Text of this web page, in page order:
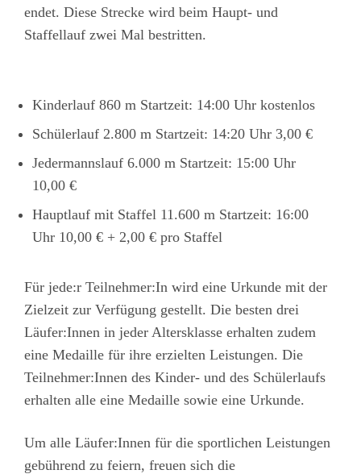
endet. Diese Strecke wird beim Haupt- und
Staffellauf zwei Mal bestritten.
Kinderlauf 860 m Startzeit: 14:00 Uhr kostenlos
Schülerlauf 2.800 m Startzeit: 14:20 Uhr 3,00 €
Jedermannslauf 6.000 m Startzeit: 15:00 Uhr
10,00 €
Hauptlauf mit Staffel 11.600 m Startzeit: 16:00
Uhr 10,00 € + 2,00 € pro Staffel
Für jede:r Teilnehmer:In wird eine Urkunde mit der
Zielzeit zur Verfügung gestellt. Die besten drei
Läufer:Innen in jeder Altersklasse erhalten zudem
eine Medaille für ihre erzielten Leistungen. Die
Teilnehmer:Innen des Kinder- und des Schülerlaufs
erhalten alle eine Medaille sowie eine Urkunde.
Um alle Läufer:Innen für die sportlichen Leistungen
gebührend zu feiern, freuen sich die